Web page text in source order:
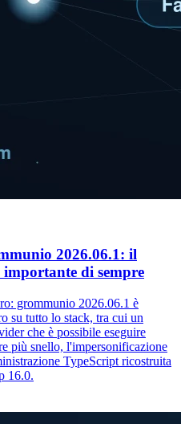
2026.06.1: il
di sempre
grommunio 2026.06.1 è
su tutto lo stack, tra cui un
che è possibile eseguire
più snello, l'impersonificazione
TypeScript ricostruita
16.0.